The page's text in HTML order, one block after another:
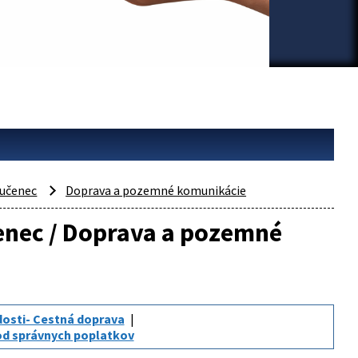
Doprava a pozemné komunikácie
/ Doprava a pozemné
Cestná doprava
správnych poplatkov